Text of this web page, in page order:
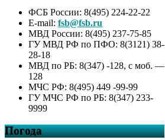
ФСБ России: 8(495) 224-22-22
E-mail: fsb@fsb.ru
МВД России: 8(495) 237-75-85
ГУ МВД РФ по ПФО: 8(3121) 38-
28-18
МВД по РБ: 8(347) -128, с моб. —
128
МЧС РФ: 8(495) 449 -99-99
ГУ МЧС РФ по РБ: 8(347) 233-
9999
Погода